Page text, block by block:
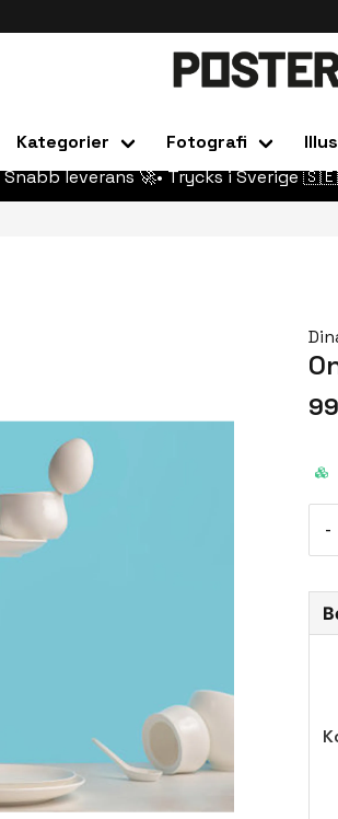
Kategorier Fotografi
Snabb leverans 🚀• Trycks i Sverige
-